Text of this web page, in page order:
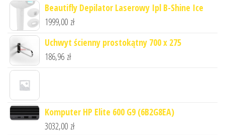
Beautifly Depilator Laserowy Ipl B-Shine Ice
1999,00 zł
Uchwyt ścienny prostokątny 700 x 275
186,96 zł
Komputer HP Elite 600 G9 (6B2G8EA)
3032,00 zł